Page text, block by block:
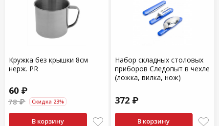
Кружка без крышки 8см
нерж. PR
60 ₽
78 ₽ Скидка 23%
В корзину
Набор складных столовых
приборов Следопыт в чехле
(ложка, вилка, нож)
372 ₽
В корзину